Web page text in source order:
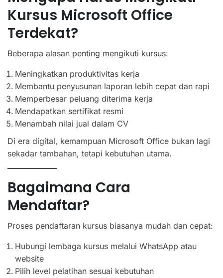
Kursus Microsoft Office
Terdekat?
Beberapa alasan penting mengikuti kursus:
Meningkatkan produktivitas kerja
Membantu penyusunan laporan lebih cepat dan rapi
Memperbesar peluang diterima kerja
Mendapatkan sertifikat resmi
Menambah nilai jual dalam CV
Di era digital, kemampuan Microsoft Office bukan lagi
sekadar tambahan, tetapi kebutuhan utama.
Bagaimana Cara
Mendaftar?
Proses pendaftaran kursus biasanya mudah dan cepat:
Hubungi lembaga kursus melalui WhatsApp atau
website
Pilih level pelatihan sesuai kebutuhan